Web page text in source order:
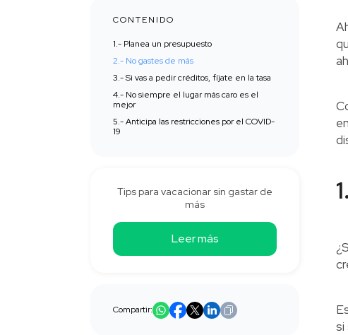
CONTENIDO
‍1.- Planea un presupuesto‍
‍2.- No gastes de más‍
3.- Si vas a pedir créditos, fíjate en la tasa
4.- No siempre el lugar más caro es el
mejor
5.- Anticipa las restricciones por el COVID-
19
Tips para vacacionar sin gastar de
más
Leer más
Compartir:
si